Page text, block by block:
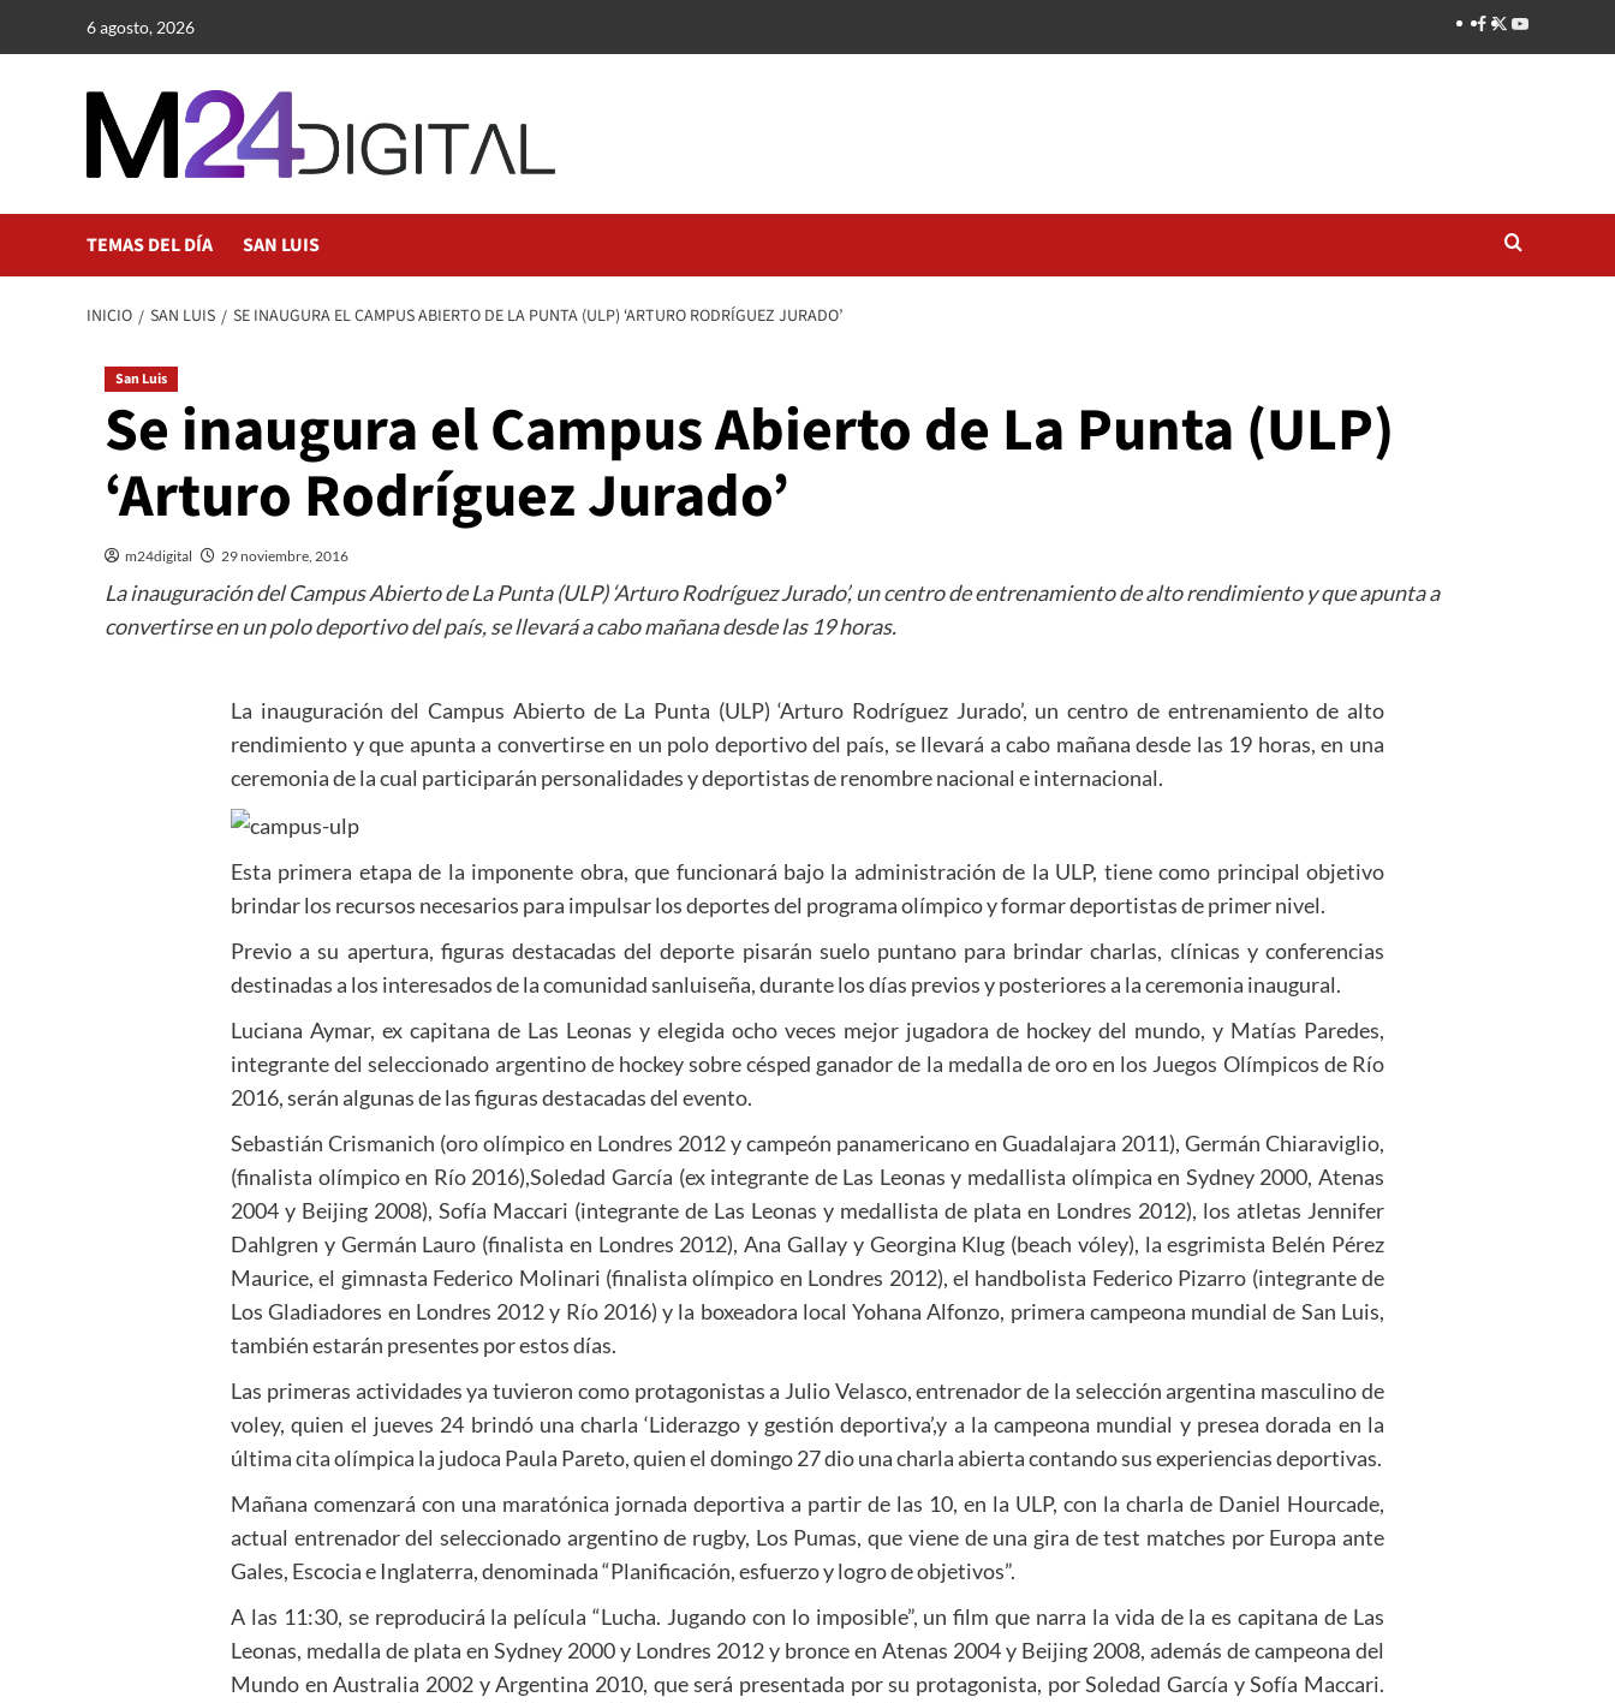
6 agosto, 2026
TEMAS DEL DÍA SAN LUIS
INICIO SAN LUIS SE INAUGURA EL CAMPUS ABIERTO DE LA PUNTA (ULP) ‘ARTURO RODRÍGUEZ JURADO’
San Luis
Se inaugura el Campus Abierto de La Punta (ULP)
‘Arturo Rodríguez Jurado’
m24digital 29 noviembre, 2016
La inauguración del Campus Abierto de La Punta (ULP) ‘Arturo Rodríguez Jurado’, un centro de entrenamiento de alto rendimiento y que apunta a
convertirse en un polo deportivo del país, se llevará a cabo mañana desde las 19 horas.
La inauguración del Campus Abierto de La Punta (ULP) ‘Arturo Rodríguez Jurado’, un centro de entrenamiento de alto
rendimiento y que apunta a convertirse en un polo deportivo del país, se llevará a cabo mañana desde las 19 horas, en una
ceremonia de la cual participarán personalidades y deportistas de renombre nacional e internacional.
Esta primera etapa de la imponente obra, que funcionará bajo la administración de la ULP, tiene como principal objetivo
brindar los recursos necesarios para impulsar los deportes del programa olímpico y formar deportistas de primer nivel.
Previo a su apertura, figuras destacadas del deporte pisarán suelo puntano para brindar charlas, clínicas y conferencias
destinadas a los interesados de la comunidad sanluiseña, durante los días previos y posteriores a la ceremonia inaugural.
Luciana Aymar, ex capitana de Las Leonas y elegida ocho veces mejor jugadora de hockey del mundo, y Matías Paredes,
integrante del seleccionado argentino de hockey sobre césped ganador de la medalla de oro en los Juegos Olímpicos de Río
2016, serán algunas de las figuras destacadas del evento.
Sebastián Crismanich (oro olímpico en Londres 2012 y campeón panamericano en Guadalajara 2011), Germán Chiaraviglio,
(finalista olímpico en Río 2016),Soledad García (ex integrante de Las Leonas y medallista olímpica en Sydney 2000, Atenas
2004 y Beijing 2008), Sofía Maccari (integrante de Las Leonas y medallista de plata en Londres 2012), los atletas Jennifer
Dahlgren y Germán Lauro (finalista en Londres 2012), Ana Gallay y Georgina Klug (beach vóley), la esgrimista Belén Pérez
Maurice, el gimnasta Federico Molinari (finalista olímpico en Londres 2012), el handbolista Federico Pizarro (integrante de
Los Gladiadores en Londres 2012 y Río 2016) y la boxeadora local Yohana Alfonzo, primera campeona mundial de San Luis,
también estarán presentes por estos días.
Las primeras actividades ya tuvieron como protagonistas a Julio Velasco, entrenador de la selección argentina masculino de
voley, quien el jueves 24 brindó una charla ‘Liderazgo y gestión deportiva’,y a la campeona mundial y presea dorada en la
última cita olímpica la judoca Paula Pareto, quien el domingo 27 dio una charla abierta contando sus experiencias deportivas.
Mañana comenzará con una maratónica jornada deportiva a partir de las 10, en la ULP, con la charla de Daniel Hourcade,
actual entrenador del seleccionado argentino de rugby, Los Pumas, que viene de una gira de test matches por Europa ante
Gales, Escocia e Inglaterra, denominada “Planificación, esfuerzo y logro de objetivos”.
A las 11:30, se reproducirá la película “Lucha. Jugando con lo imposible”, un film que narra la vida de la es capitana de Las
Leonas, medalla de plata en Sydney 2000 y Londres 2012 y bronce en Atenas 2004 y Beijing 2008, además de campeona del
Mundo en Australia 2002 y Argentina 2010, que será presentada por su protagonista, por Soledad García y Sofía Maccari.